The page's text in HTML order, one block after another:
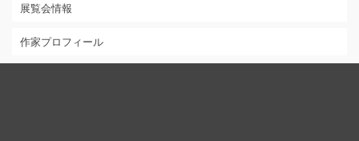
展覧会情報
作家プロフィール